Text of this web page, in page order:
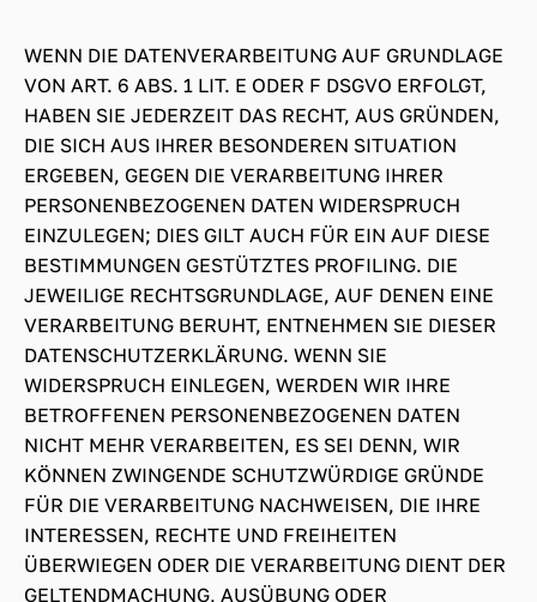
WENN DIE DATENVERARBEITUNG AUF GRUNDLAGE
VON ART. 6 ABS. 1 LIT. E ODER F DSGVO ERFOLGT,
HABEN SIE JEDERZEIT DAS RECHT, AUS GRÜNDEN,
DIE SICH AUS IHRER BESONDEREN SITUATION
ERGEBEN, GEGEN DIE VERARBEITUNG IHRER
PERSONENBEZOGENEN DATEN WIDERSPRUCH
EINZULEGEN; DIES GILT AUCH FÜR EIN AUF DIESE
BESTIMMUNGEN GESTÜTZTES PROFILING. DIE
JEWEILIGE RECHTSGRUNDLAGE, AUF DENEN EINE
VERARBEITUNG BERUHT, ENTNEHMEN SIE DIESER
DATENSCHUTZERKLÄRUNG. WENN SIE
WIDERSPRUCH EINLEGEN, WERDEN WIR IHRE
BETROFFENEN PERSONENBEZOGENEN DATEN
NICHT MEHR VERARBEITEN, ES SEI DENN, WIR
KÖNNEN ZWINGENDE SCHUTZWÜRDIGE GRÜNDE
FÜR DIE VERARBEITUNG NACHWEISEN, DIE IHRE
INTERESSEN, RECHTE UND FREIHEITEN
ÜBERWIEGEN ODER DIE VERARBEITUNG DIENT DER
GELTENDMACHUNG, AUSÜBUNG ODER